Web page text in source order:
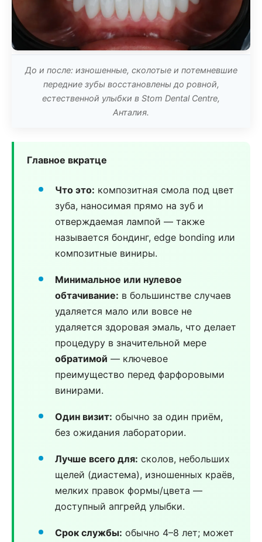
До и после: изношенные, сколотые и потемневшие
передние зубы восстановлены до ровной,
естественной улыбки в Stom Dental Centre,
Анталия.
Главное вкратце
Что это: композитная смола под цвет
зуба, наносимая прямо на зуб и
отверждаемая лампой — также
называется бондинг, edge bonding или
композитные виниры.
Минимальное или нулевое
обтачивание: в большинстве случаев
удаляется мало или вовсе не
удаляется здоровая эмаль, что делает
процедуру в значительной мере
обратимой — ключевое
преимущество перед фарфоровыми
винирами.
Один визит: обычно за один приём,
без ожидания лаборатории.
Лучше всего для: сколов, небольших
щелей (диастема), изношенных краёв,
мелких правок формы/цвета —
доступный апгрейд улыбки.
Срок службы: обычно 4–8 лет; может